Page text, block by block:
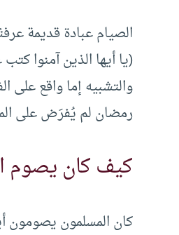
الصيام عبادة قديمة
والتشبيه إما واقع على
رمضان لم يُفرَض على
كيف كان يصوم
كان المسلمون يصومون